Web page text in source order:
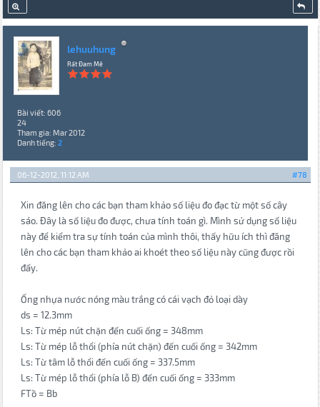
lehuuhung
Rất Đam Mê
Bài viết: 606
24
Tham gia: Mar 2012
Danh tiếng: 2
#78
06-12-2012, 11:12 AM
Xin đăng lên cho các bạn tham khảo số liệu đo đạc từ một số cây
sáo. Đây là số liệu đo được, chưa tính toán gì. Mình sử dụng số liệu
này để kiểm tra sự tính toán của mình thôi, thấy hữu ích thì đăng
lên cho các bạn tham khảo ai khoét theo số liệu này cũng được rồi
đấy.
Ống nhựa nước nóng màu trắng có cái vạch đỏ loại dày
ds = 12.3mm
Ls: Từ mép nút chặn đến cuối ống = 348mm
Ls: Từ mép lỗ thổi (phía nút chặn) đến cuối ống = 342mm
Ls: Từ tâm lỗ thổi đến cuối ống = 337.5mm
Ls: Từ mép lỗ thổi (phía lỗ B) đến cuối ống = 333mm
FTồ = Bb